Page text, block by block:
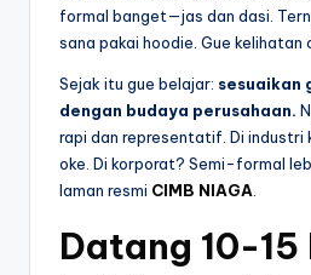
formal banget—jas dan dasi.
sana pakai hoodie. Gue kelihatan
Sejak itu gue belajar: sesuaikan
dengan budaya perusahaan.
rapi dan representatif. Di industri
oke. Di korporat? Semi-formal
laman resmi CIMB NIAGA
Datang 10-15